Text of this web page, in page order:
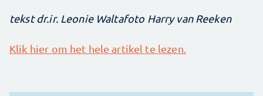
tekst dr.ir. Leonie Waltafoto Harry van Reeken
Klik hier om het hele artikel te lezen.